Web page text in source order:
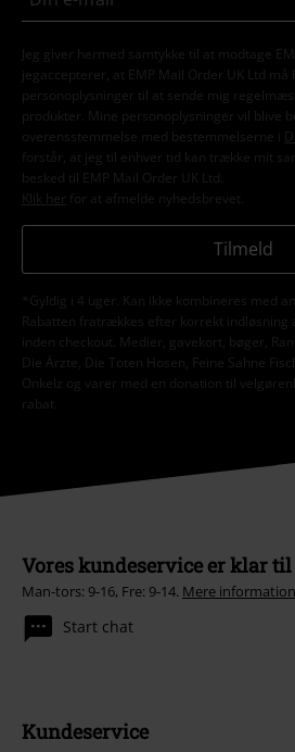
Jeg giver hermed samtykke til at modtage
jegaccepterer, at EMP Mail Order UK Ltd må
personoplysninger til at sende mig
produkter. Mine personoplysninger vil blive
overensstemmelse med bestemmelserne i
forstår, at jeg til enhver tid kan trække mit
besked til EMP Mail Order UK Ltd.
Klik her
for at afmelde nyhedsbrevet.
Tilmeld
*Gyldig i 4 uger. Kan ikke kombineres med
Rabatten fratrækkes efter korrekt indløsning
inden checkout. Medier, gavekort, bøger,
Die Ärzte, Die Toten Hosen, Feine Sahne
Onkelz og varer med en donation til
rabat.
Vores kundeservice er klar
Man-tors: 9-16, Fre: 9-14. Mere information
Start chat
Kundeservice